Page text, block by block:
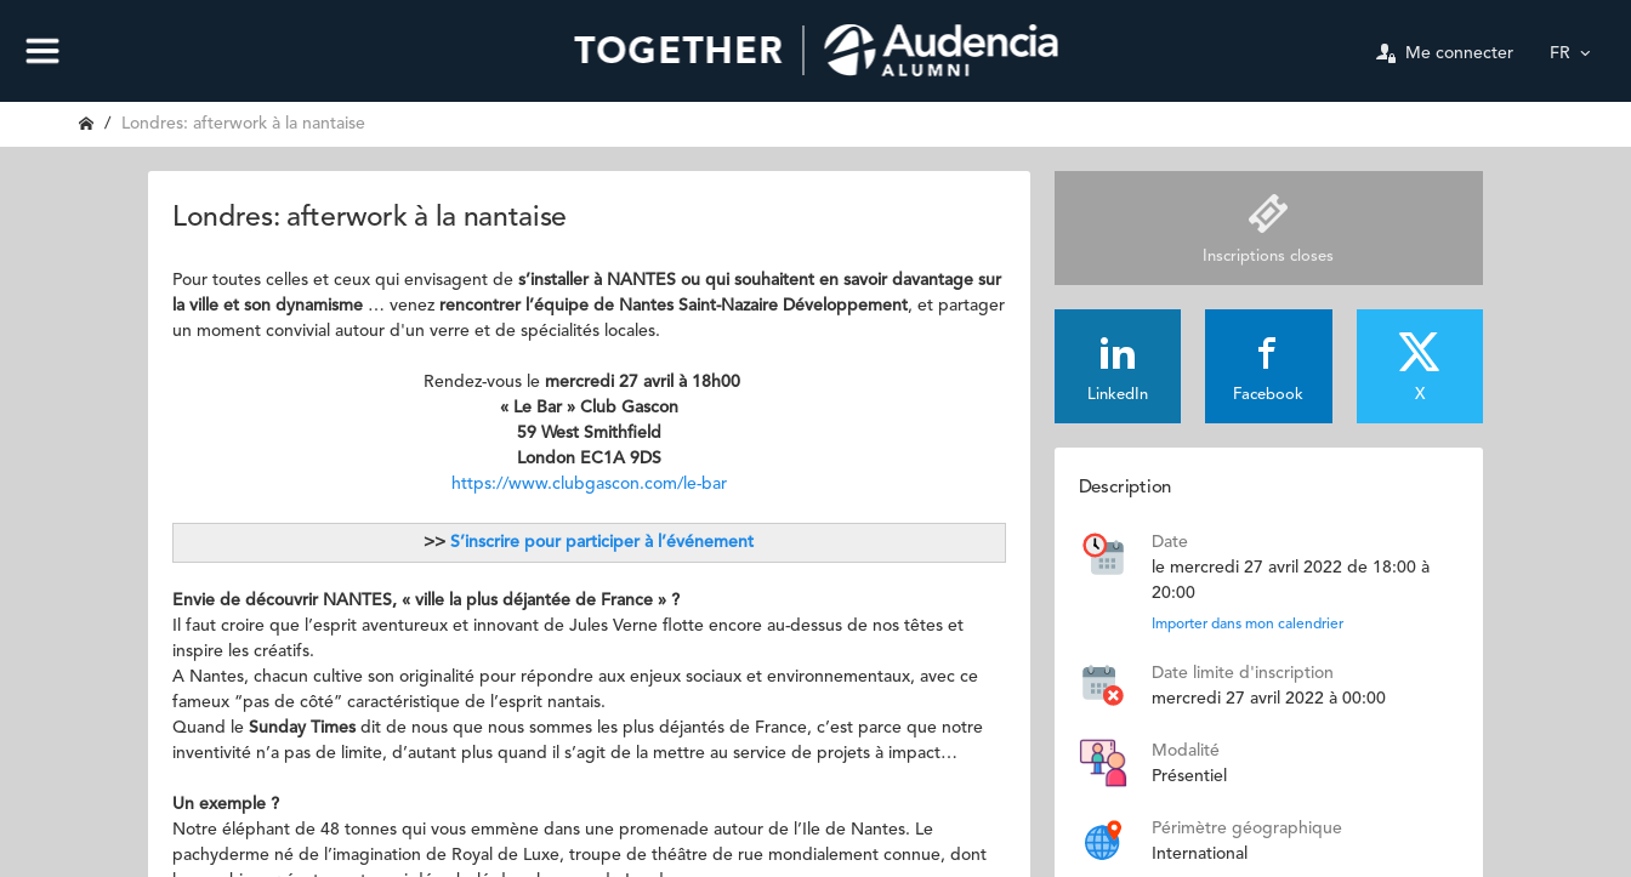
Me connecter FR
Londres: afterwork à la nantaise
Londres: afterwork à la nantaise
Pour toutes celles et ceux qui envisagent de s’installer à NANTES ou qui souhaitent en savoir davantage sur
la ville et son dynamisme … venez rencontrer l’équipe de Nantes Saint-Nazaire Développement, et partager
un moment convivial autour d'un verre et de spécialités locales.
Rendez-vous le mercredi 27 avril à 18h00
« Le Bar » Club Gascon
59 West Smithfield
London EC1A 9DS
https://www.clubgascon.com/le-bar
>>S’inscrire pour participer à l’événement
Envie de découvrir NANTES, « ville la plus déjantée de France » ?
Il faut croire que l’esprit aventureux et innovant de Jules Verne flotte encore au-dessus de nos têtes et
inspire les créatifs.
A Nantes, chacun cultive son originalité pour répondre aux enjeux sociaux et environnementaux, avec ce
fameux “pas de côté” caractéristique de l’esprit nantais.
Quand le Sunday Timesdit de nous que nous sommes les plus déjantés de France, c’est parce que notre
inventivité n’a pas de limite, d’autant plus quand il s’agit de la mettre au service de projets à impact…
Un exemple ?
Notre éléphant de 48 tonnes qui vous emmène dans une promenade autour de l’Ile de Nantes. Le
pachyderme né de l’imagination de Royal de Luxe, troupe de théâtre de rue mondialement connue, dont
Inscriptions closes
LinkedIn Facebook X
Description
Date
le mercredi 27 avril 2022 de 18:00 à
20:00
Importer dans mon calendrier
Date limite d'inscription
mercredi 27 avril 2022 à 00:00
Modalité
Présentiel
Périmètre géographique
International